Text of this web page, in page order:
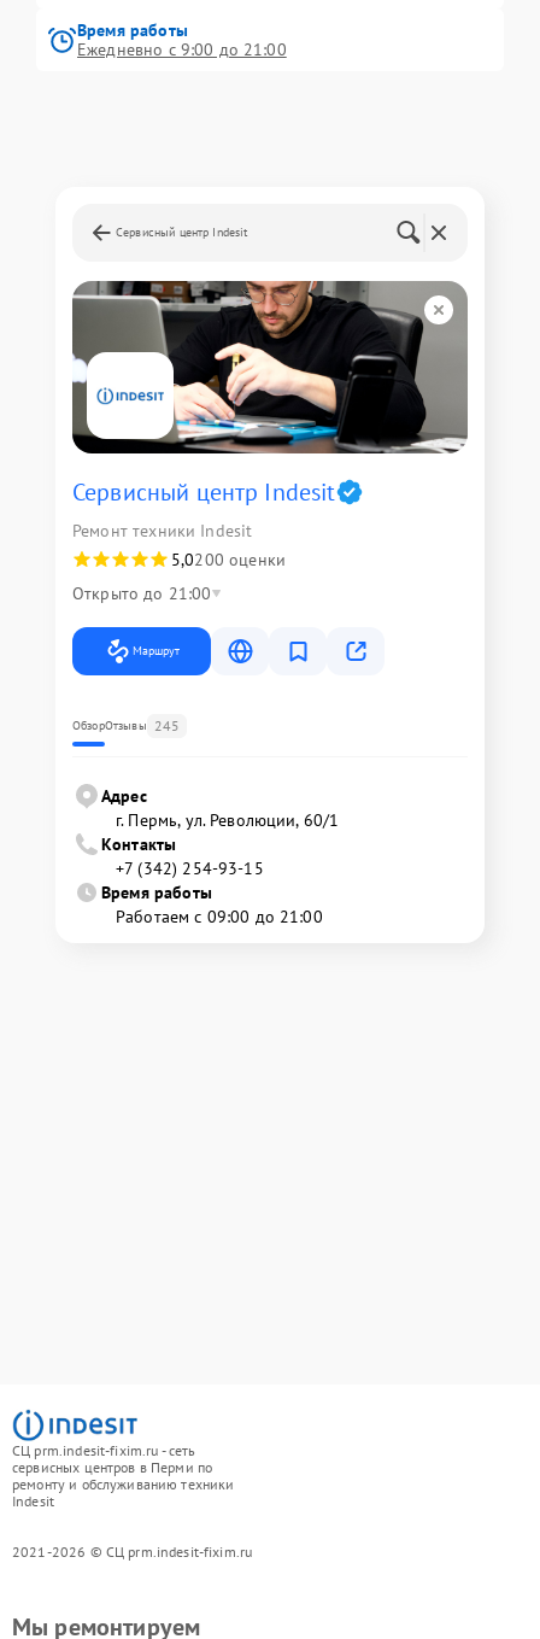
Время работы
Ежедневно с 9:00 до 21:00
Сервисный центр Indesit
Сервисный центр Indesit
Ремонт техники Indesit
5,0200 оценки
Открыто до 21:00
Маршрут
ОбзорОтзывы 245
Адрес
г. Пермь, ул. ​Революции, 60/1
Контакты
+7 (342) 254-93-15
Время работы
Работаем с 09:00 до 21:00
СЦ prm.indesit-fixim.ru - сеть
сервисных центров в Перми по
ремонту и обслуживанию техники
Indesit
2021-2026 © СЦ prm.indesit-fixim.ru
Мы ремонтируем